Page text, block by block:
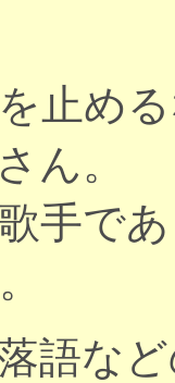
止め
ん。
手で
語な